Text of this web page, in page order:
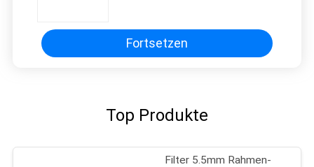
Fortsetzen
Top Produkte
Filter 5.5mm Rahmen-